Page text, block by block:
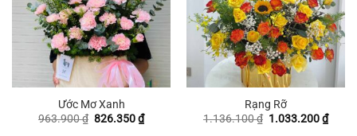
Ước Mơ Xanh
963.900₫ Giá
826.350₫Giá
hiện
Rạng Rỡ
1.136.100₫ Giá
1.033.200₫Giá
hiện